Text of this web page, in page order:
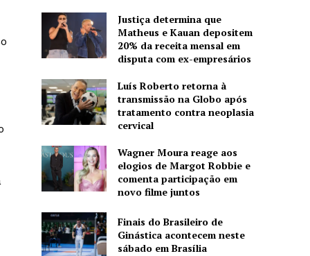
Justiça determina que
Matheus e Kauan depositem
20% da receita mensal em
disputa com ex-empresários
Luís Roberto retorna à
transmissão na Globo após
tratamento contra neoplasia
cervical
Wagner Moura reage aos
elogios de Margot Robbie e
comenta participação em
novo filme juntos
Finais do Brasileiro de
Ginástica acontecem neste
sábado em Brasília